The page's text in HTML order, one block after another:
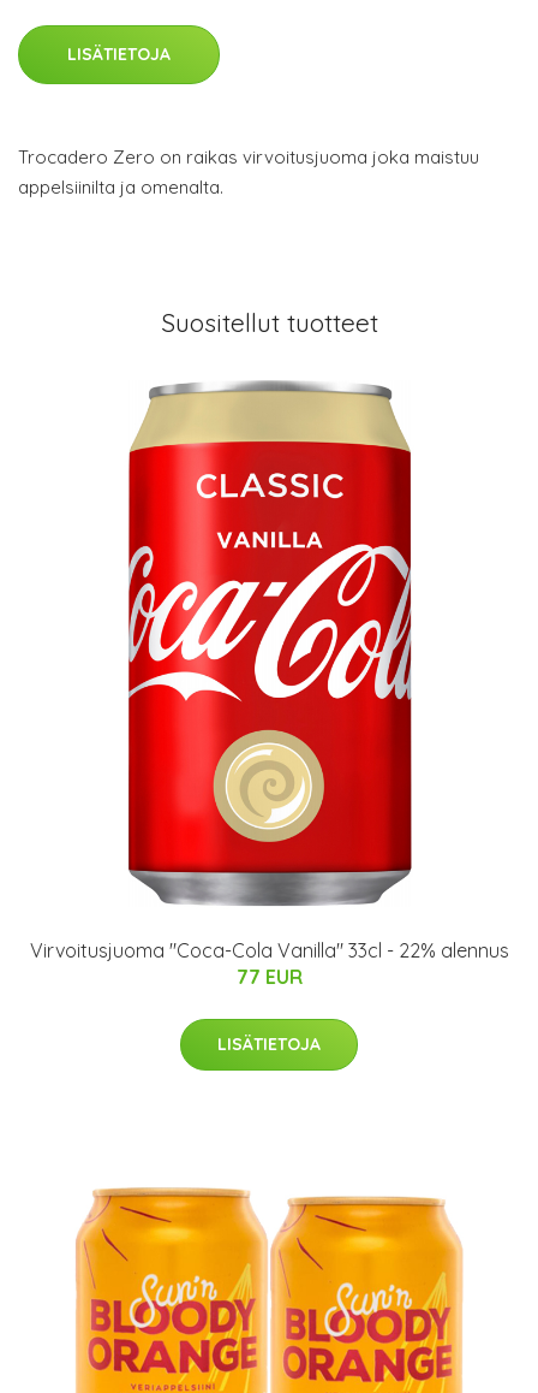
LISÄTIETOJA
Trocadero Zero on raikas virvoitusjuoma joka maistuu
appelsiinilta ja omenalta.
Suositellut tuotteet
Virvoitusjuoma "Coca-Cola Vanilla" 33cl - 22% alennus
77 EUR
LISÄTIETOJA